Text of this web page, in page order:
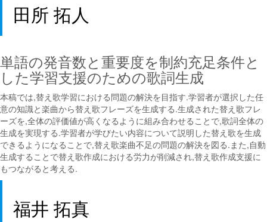
田所 拓人
単語の発音数と重要度を制約充足条件と
した学習支援のための歌詞生成
本稿では,替え歌学習における問題の解決を目指す.学習者が選択した任
意の知識と楽曲から替え歌フレーズを生成する.生成された替え歌フレ
ーズを,全体の評価値が高くなるように組み合わせることで,歌詞全体の
生成を実現する.学習者が学びたい内容について説明した替え歌を生成
できるようになることで,替え歌楽曲不足の問題の解決を図る.また,自動
生成することで替え歌作成における労力が削減され,替え歌作成支援に
もつながると考える.
福井 拓真